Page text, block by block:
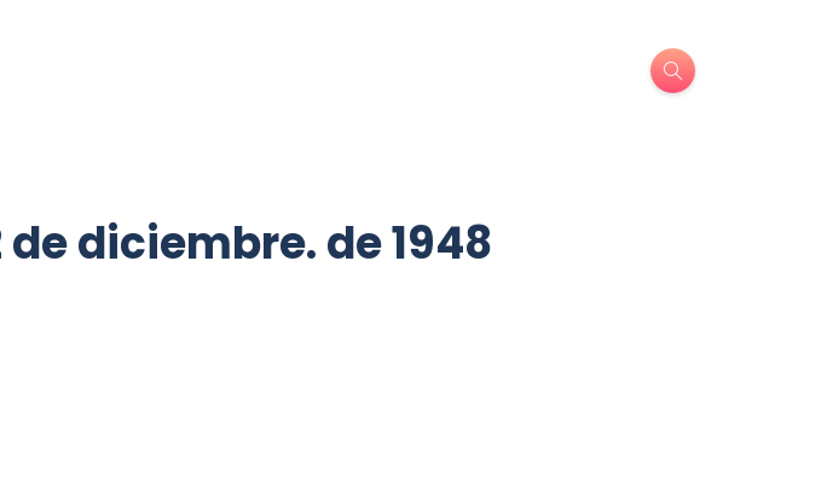
diciembre. de 1948